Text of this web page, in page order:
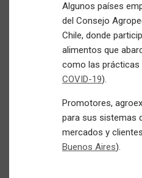
Algunos países
del Consejo
Chile, donde
alimentos que
como las prácticas
COVID-19).
Promotores,
para sus sistemas
mercados y
Buenos Aires).